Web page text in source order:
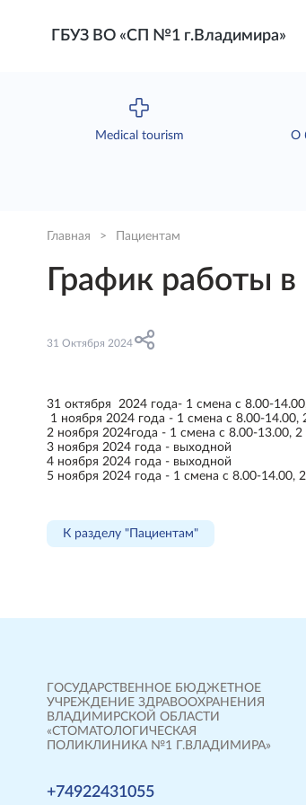
Мedical tourism О
Главная > Пациентам
График работы
31 Октября 2024
31 октября 2024 года- 1 смена с 8.00-
1 ноября 2024 года - 1 смена с 8.00-14.00,
2 ноября 2024года - 1 смена с 8.00-13.00,
3 ноября 2024 года - выходной
4 ноября 2024 года - выходной
5 ноября 2024 года - 1 смена с 8.00-14.00,
К разделу "Пациентам"
ГБУЗ ВО «СП №1 г.Владимира»
ГОСУДАРСТВЕННОЕ БЮДЖЕТНОЕ
УЧРЕЖДЕНИЕ ЗДРАВООХРАНЕНИЯ
ВЛАДИМИРСКОЙ ОБЛАСТИ
«СТОМАТОЛОГИЧЕСКАЯ
ПОЛИКЛИНИКА №1 Г.ВЛАДИМИРА»
+74922431055